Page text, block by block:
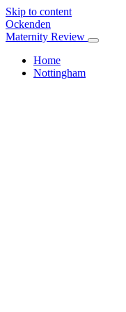
Skip to content
Ockenden
Maternity Review
Home
Nottingham